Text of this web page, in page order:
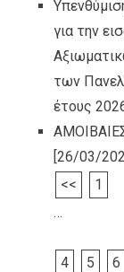
για την
των
έτους
[26/03/
<<
1
…
4 5 6